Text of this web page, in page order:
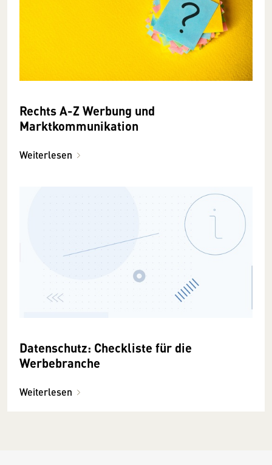
Rechts A-Z Werbung und
Marktkommunikation
Weiterlesen
Datenschutz: Checkliste für die
Werbebranche
Weiterlesen